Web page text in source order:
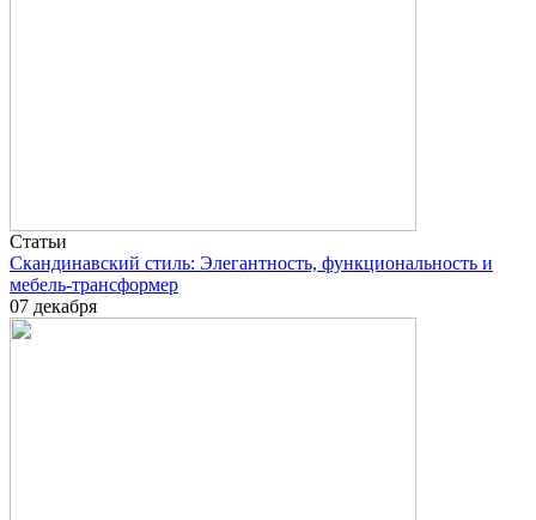
Cтатьи
Скандинавский стиль: Элегантность, функциональность и
мебель-трансформер
07 декабря